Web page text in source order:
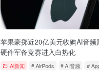
苹果豪掷近20亿美元收购AI音频
硬件军备竞赛进入白热化
Ai新闻 # AirPods # AI音频 #